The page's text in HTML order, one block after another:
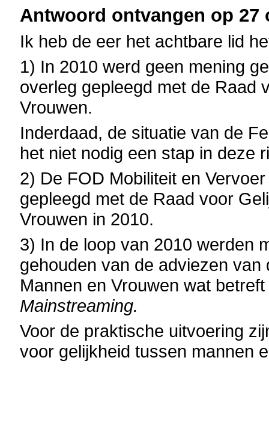
Antwoord ontvangen op 27
Ik heb de eer het achtbare lid
1) In 2010 werd geen mening
overleg gepleegd met de Raad
Vrouwen.
Inderdaad, de situatie van de
het niet nodig een stap in deze
2) De FOD Mobiliteit en
gepleegd met de Raad voor
Vrouwen in 2010.
3) In de loop van 2010 werden
gehouden van de adviezen
Mannen en Vrouwen wat
Mainstreaming.
Voor de praktische uitvoering
voor gelijkheid tussen mannen